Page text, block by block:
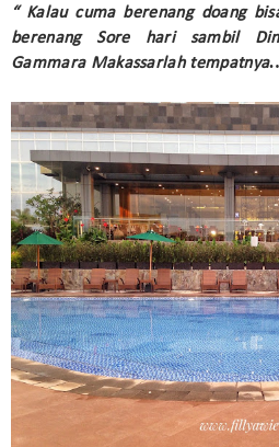
“ Kalau cuma berenang doang
berenang Sore hari sambil
Gammara Makassarlah